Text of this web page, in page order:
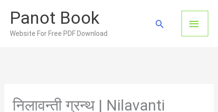
content
Panot Book
Website For Free PDF Download
Main
Search
निलावन्ती ग्रन्थ | Nilavanti